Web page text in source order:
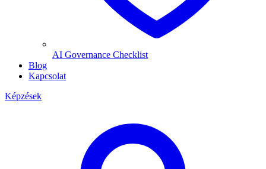
AI Governance Checklist
Blog
Kapcsolat
Képzések